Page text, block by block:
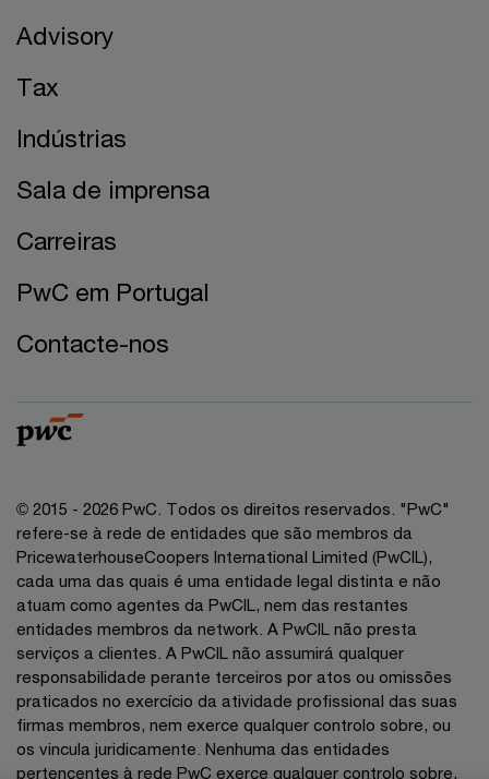
Advisory
Tax
Indústrias
Sala de imprensa
Carreiras
PwC em Portugal
Contacte-nos
© 2015 - 2026 PwC. Todos os direitos reservados. "PwC"
refere-se à rede de entidades que são membros da
PricewaterhouseCoopers International Limited (PwCIL),
cada uma das quais é uma entidade legal distinta e não
atuam como agentes da PwCIL, nem das restantes
entidades membros da network. A PwCIL não presta
serviços a clientes. A PwCIL não assumirá qualquer
responsabilidade perante terceiros por atos ou omissões
praticados no exercício da atividade profissional das suas
firmas membros, nem exerce qualquer controlo sobre, ou
os vincula juridicamente. Nenhuma das entidades
pertencentes à rede PwC exerce qualquer controlo sobre,